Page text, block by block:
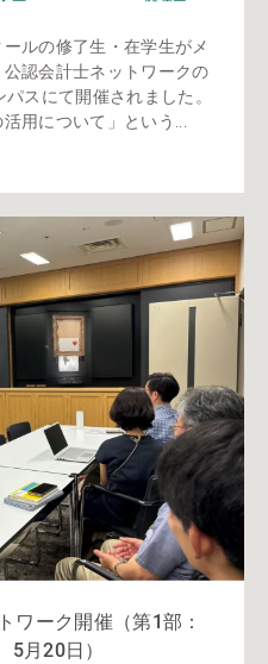
ルの修了生・在学生がメ
認会計士ネットワークの
スにて開催されました。
用について」という...
ワーク開催（第1部：
月20日）